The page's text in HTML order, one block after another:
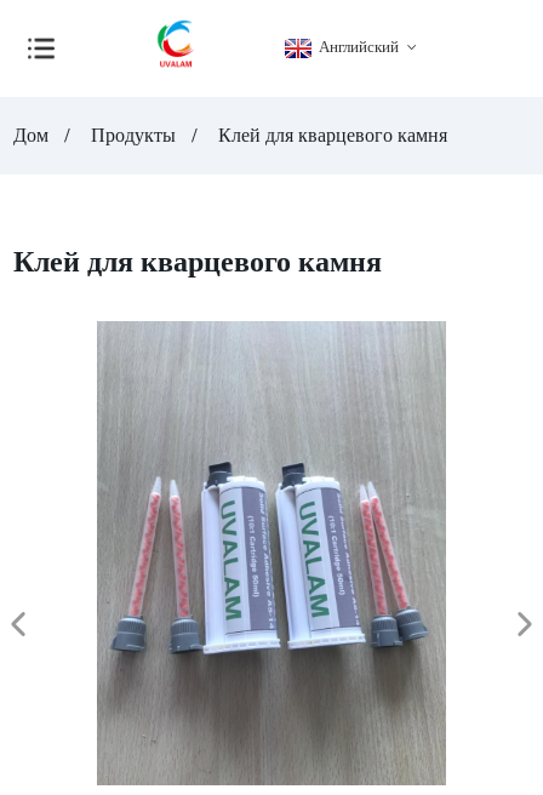
Английский
Дом Продукты Клей для кварцевого камня
Клей для кварцевого камня